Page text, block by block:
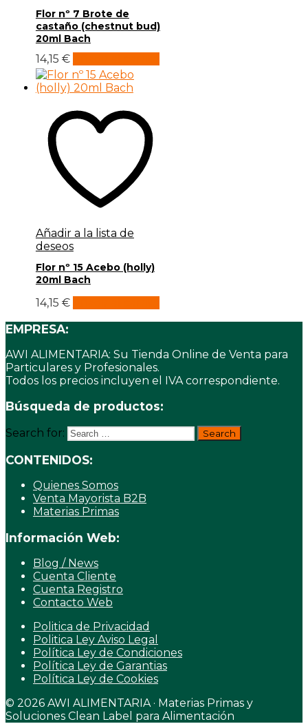
Flor nº 7 Brote de
castaño (chestnut bud)
20ml Bach
14,15 €
Añadir a la lista de
deseos
Flor nº 15 Acebo (holly)
20ml Bach
14,15 €
EMPRESA:
AWI ALIMENTARIA: Su Tienda Online de Venta para
Particulares y Profesionales.
Todos los precios incluyen el IVA correspondiente.
Búsqueda de productos:
Search for:
CONTENIDOS:
Quienes Somos
Venta Mayorista B2B
Materias Primas
Información Web:
Blog / News
Cuenta Cliente
Cuenta Registro
Contacto Web
Politica de Privacidad
Politica Ley Aviso Legal
Política Ley de Condiciones
Política Ley de Garantias
Política Ley de Cookies
© 2026 AWI ALIMENTARIA · Materias Primas y
Soluciones Clean Label para Alimentación